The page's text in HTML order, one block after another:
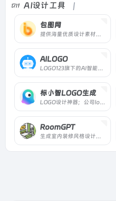
AI设计工具
包图网
提供海量优质设计素材，一站式创意资源下载平台。
AILOGO
LOGO123旗下的AI智能LOGO生成器，只需输入品牌名称就能免费在线生成公司logo设计及配套企业VI，轻松打造您的个性品牌！
标小智LOGO生成
LOGO设计神器；公司logo在线设计生成器 - 标小智LOGO神器
RoomGPT
生成室内装修风格设计图片的AI工具，在几秒钟内生成你的梦想房间。